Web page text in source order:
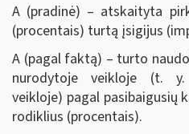
A (pradinė) – atskaityta
(procentais) turtą įsigijus
A (pagal faktą) – turto
nurodytoje veikloje (t. y.
veikloje) pagal pasibaigusių
rodiklius (procentais).